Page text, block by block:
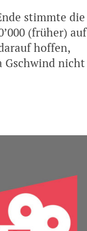
stimmte die
(früher) auf
hoffen,
Gschwind nicht